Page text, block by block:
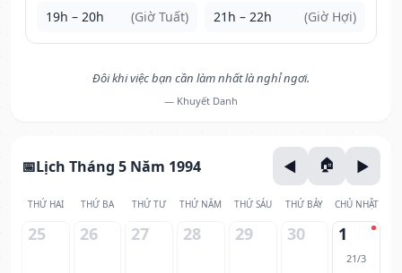
19h – 20h (Giờ Tuất) 21h – 22h (Giờ Hợi)
Đôi khi việc bạn cần làm nhất là nghỉ ngơi.
— Khuyết Danh
Lịch Tháng 5 Năm 1994
THỨ HAI THỨ BA THỨ TƯ THỨ NĂM THỨ SÁU THỨ BẢY CHỦ NHẬT
25 26 27 28 29 30 1
21/3